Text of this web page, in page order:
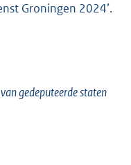
Groningen 2024’.
gedeputeerde staten